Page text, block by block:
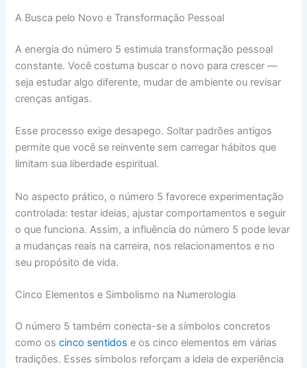
A Busca pelo Novo e Transformação Pessoal
A energia do número 5 estimula transformação pessoal
constante. Você costuma buscar o novo para crescer —
seja estudar algo diferente, mudar de ambiente ou revisar
crenças antigas.
Esse processo exige desapego. Soltar padrões antigos
permite que você se reinvente sem carregar hábitos que
limitam sua liberdade espiritual.
No aspecto prático, o número 5 favorece experimentação
controlada: testar ideias, ajustar comportamentos e seguir
o que funciona. Assim, a influência do número 5 pode levar
a mudanças reais na carreira, nos relacionamentos e no
seu propósito de vida.
Cinco Elementos e Simbolismo na Numerologia
O número 5 também conecta-se a símbolos concretos
como oscinco sentidos e os cinco elementos em várias
tradições. Esses símbolos reforçam a ideia de experiência